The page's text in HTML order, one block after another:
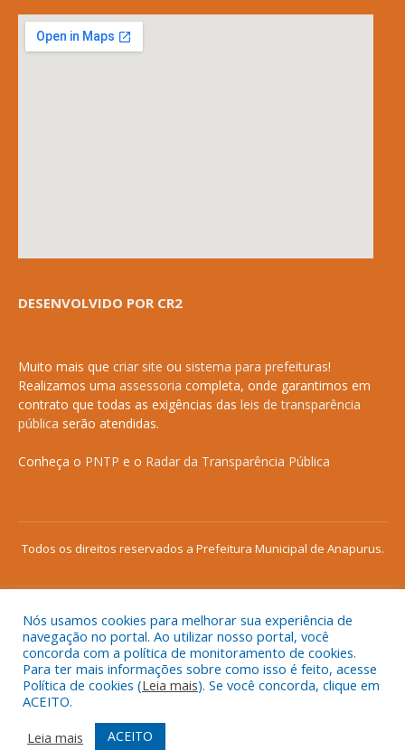
DESENVOLVIDO POR CR2
Muito mais que criar site ou sistema para prefeituras!
Realizamos uma assessoria completa, onde garantimos em
contrato que todas as exigências das leis de transparência
pública serão atendidas.
Conheça o PNTP e o Radar da Transparência Pública
Todos os direitos reservados a Prefeitura Municipal de Anapurus.
Mapa do Site
Acessar Área Administrativa
Acessar o Webmail
Nós usamos cookies para melhorar sua experiência de
navegação no portal. Ao utilizar nosso portal, você
concorda com a política de monitoramento de cookies.
Para ter mais informações sobre como isso é feito, acesse
Política de cookies (Leia mais). Se você concorda, clique em
ACEITO.
Leia mais
ACEITO